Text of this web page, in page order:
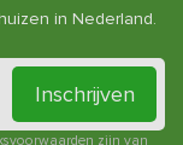
in Nederland.
Inschrijven
zijn van